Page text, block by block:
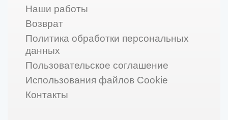
Наши работы
Возврат
Политика обработки персональных
данных
Пользовательское соглашение
Использования файлов Cookie
Контакты